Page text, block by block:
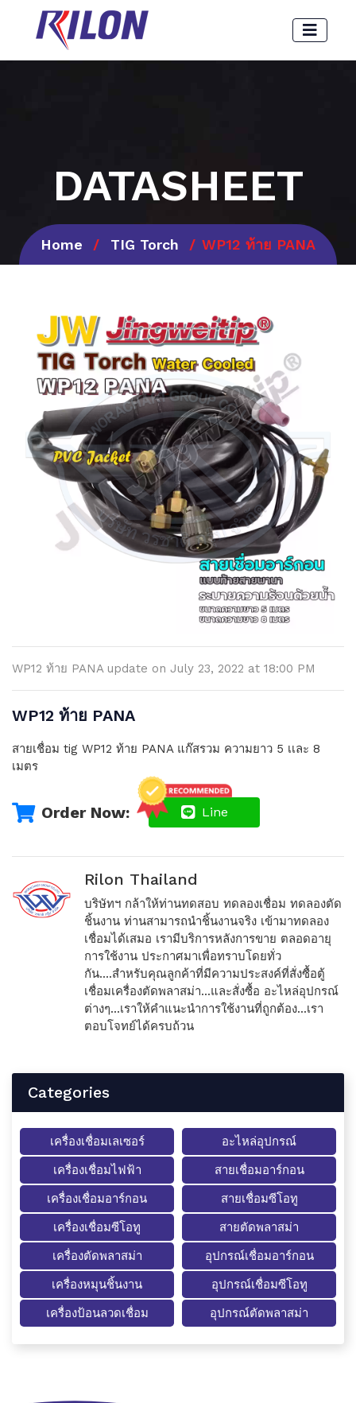
DATASHEET
Home TIG Torch WP12 ท้าย PANA
WP12 ท้าย PANA update on July 23, 2022 at 18:00 PM
WP12 ท้าย PANA
สายเชื่อม tig WP12 ท้าย PANA แก๊สรวม ความยาว 5 เเละ 8
เมตร
Order Now: Line
Rilon Thailand
บริษัทฯ กล้าให้ท่านทดสอบ ทดลองเชื่อม ทดลองตัด
ชิ้นงาน ท่านสามารถนำชิ้นงานจริง เข้ามาทดลอง
เชื่อมได้เสมอ เรามีบริการหลังการขาย ตลอดอายุ
การใช้งาน ประกาศมาเพื่อทราบโดยทั่ว
กัน....สำหรับคุณลูกค้าที่มีความประสงค์ที่สั่งซื้อตู้
เชื่อมเครื่องตัดพลาสม่า...และสั่งซื้อ อะไหล่อุปกรณ์
ต่างๆ...เราให้คำแนะนำการใช้งานที่ถูกต้อง...เรา
ตอบโจทย์ได้ครบถ้วน
Categories
เครื่องเชื่อมเลเซอร์
เครื่องเชื่อมไฟฟ้า
เครื่องเชื่อมอาร์กอน
เครื่องเชื่อมซีโอทู
เครื่องตัดพลาสม่า
เครื่องหมุนชิ้นงาน
เครื่องป้อนลวดเชื่อม
อะไหล่อุปกรณ์
สายเชื่อมอาร์กอน
สายเชื่อมซีโอทู
สายตัดพลาสม่า
อุปกรณ์เชื่อมอาร์กอน
อุปกรณ์เชื่อมซีโอทู
อุปกรณ์ตัดพลาสม่า